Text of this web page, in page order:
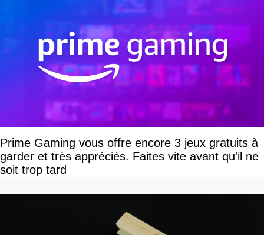
Prime Gaming vous offre encore 3 jeux gratuits à
garder et très appréciés. Faites vite avant qu'il ne
soit trop tard